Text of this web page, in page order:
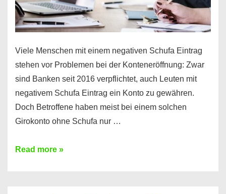
Viele Menschen mit einem negativen Schufa Eintrag
stehen vor Problemen bei der Konteneröffnung: Zwar
sind Banken seit 2016 verpflichtet, auch Leuten mit
negativem Schufa Eintrag ein Konto zu gewähren.
Doch Betroffene haben meist bei einem solchen
Girokonto ohne Schufa nur …
Günstiges
Read more »